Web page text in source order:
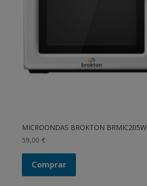
MICROONDAS BROKTON BRMIC205W
59,00 €
Comprar